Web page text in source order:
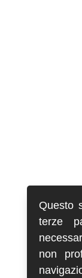
Questo
terze
non